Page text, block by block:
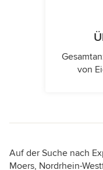
von
Auf der Suche nach
Moers, Nordrhein-